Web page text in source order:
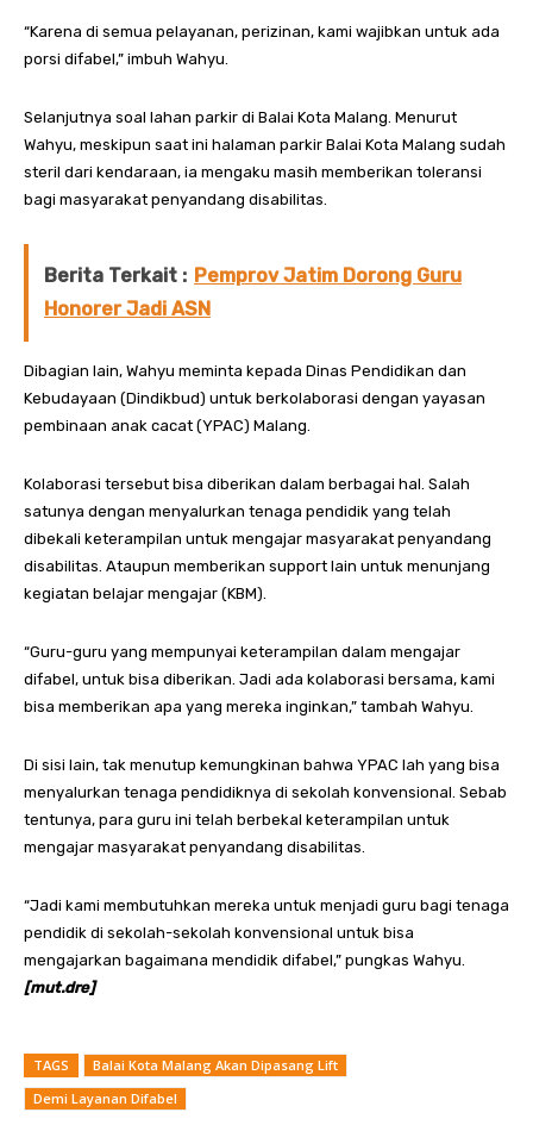
“Karena di semua pelayanan, perizinan, kami wajibkan untuk ada
porsi difabel,” imbuh Wahyu.
Selanjutnya soal lahan parkir di Balai Kota Malang. Menurut
Wahyu, meskipun saat ini halaman parkir Balai Kota Malang sudah
steril dari kendaraan, ia mengaku masih memberikan toleransi
bagi masyarakat penyandang disabilitas.
Berita Terkait : Pemprov Jatim Dorong Guru
Honorer Jadi ASN
Dibagian lain, Wahyu meminta kepada Dinas Pendidikan dan
Kebudayaan (Dindikbud) untuk berkolaborasi dengan yayasan
pembinaan anak cacat (YPAC) Malang.
Kolaborasi tersebut bisa diberikan dalam berbagai hal. Salah
satunya dengan menyalurkan tenaga pendidik yang telah
dibekali keterampilan untuk mengajar masyarakat penyandang
disabilitas. Ataupun memberikan support lain untuk menunjang
kegiatan belajar mengajar (KBM).
“Guru-guru yang mempunyai keterampilan dalam mengajar
difabel, untuk bisa diberikan. Jadi ada kolaborasi bersama, kami
bisa memberikan apa yang mereka inginkan,” tambah Wahyu.
Di sisi lain, tak menutup kemungkinan bahwa YPAC lah yang bisa
menyalurkan tenaga pendidiknya di sekolah konvensional. Sebab
tentunya, para guru ini telah berbekal keterampilan untuk
mengajar masyarakat penyandang disabilitas.
“Jadi kami membutuhkan mereka untuk menjadi guru bagi tenaga
pendidik di sekolah-sekolah konvensional untuk bisa
mengajarkan bagaimana mendidik difabel,” pungkas Wahyu.
[mut.dre]
TAGS
Balai Kota Malang Akan Dipasang Lift
Demi Layanan Difabel